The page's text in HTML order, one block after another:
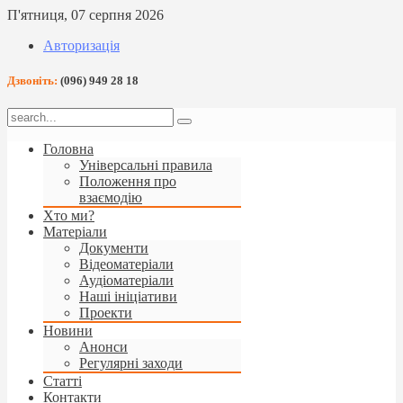
П'ятниця, 07 серпня 2026
Авторизація
Дзвоніть: (096) 949 28 18
Головна
Універсальні правила
Положення про
взаємодію
Хто ми?
Матеріали
Документи
Відеоматеріали
Аудіоматеріали
Наші ініціативи
Проекти
Новини
Анонси
Регулярні заходи
Статті
Контакти